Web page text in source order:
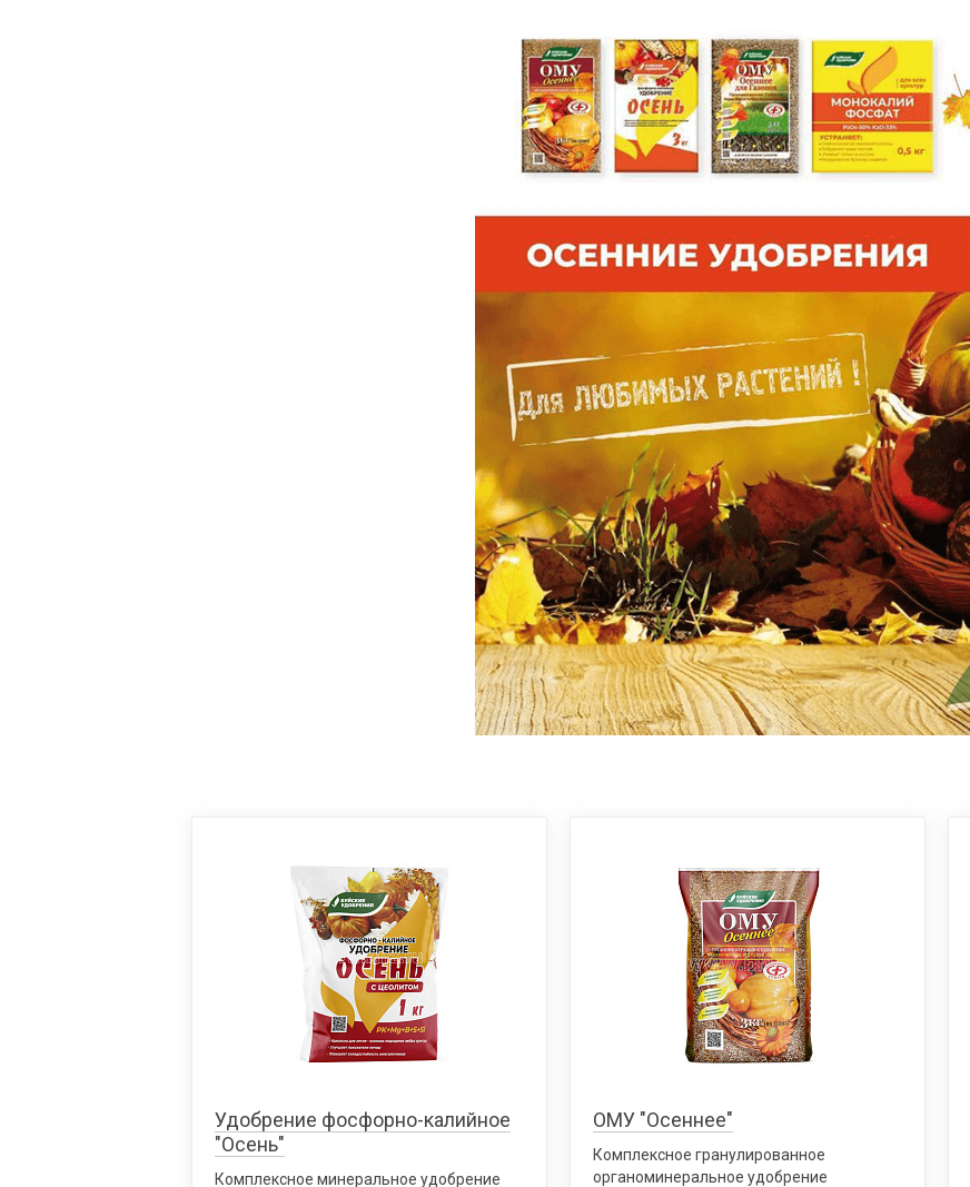
Удобрение фосфорно-калийное
"Осень"
Комплексное минеральное удобрение
ОМУ "Осеннее"
Комплексное гранулированное
органоминеральное удобрение